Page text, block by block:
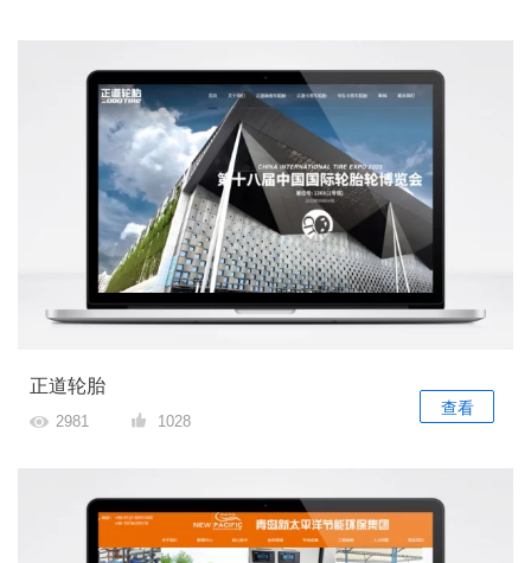
正道轮胎
2981 1028
查看